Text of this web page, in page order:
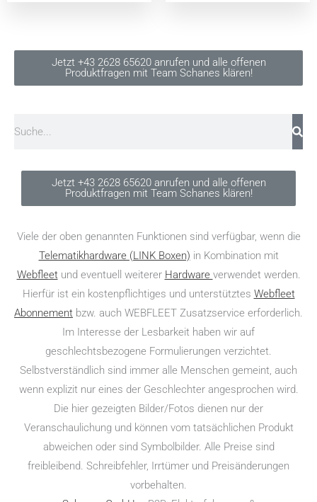
Jetzt +43 2628 65620 anrufen und alle offenen
Produktfragen mit Team Schanes klären!
Jetzt +43 2628 65620 anrufen und alle offenen
Produktfragen mit Team Schanes klären!
Viele der oben genannten Funktionen sind verfügbar, wenn die
Telematikhardware (LINK Boxen) in Kombination mit
Webfleetund eventuell weiterer Hardware verwendet werden.
Hierfür ist ein kostenpflichtiges und unterstütztes Webfleet
Abonnement bzw. auch WEBFLEET Zusatzservice erforderlich.
Im Interesse der Lesbarkeit haben wir auf
geschlechtsbezogene Formulierungen verzichtet.
Selbstverständlich sind immer alle Menschen gemeint, auch
wenn explizit nur eines der Geschlechter angesprochen wird.
Die hier gezeigten Bilder/Fotos dienen nur der
Veranschaulichung und können vom tatsächlichen Produkt
abweichen oder sind Symbolbilder. Alle Preise sind
freibleibend. Schreibfehler, Irrtümer und Preisänderungen
vorbehalten.